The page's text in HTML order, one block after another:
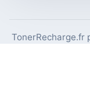
TonerRecharge.fr